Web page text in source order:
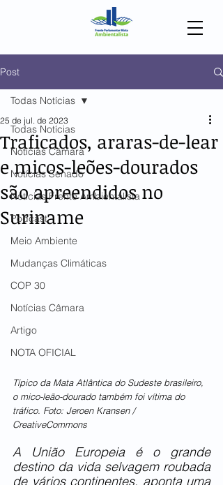
Post
Todas Notícias
Notícias Câmara
Notícias Senado
Notícias Frente Ambientalista
Podcast
Meio Ambiente
Mudanças Climáticas
COP 30
Notícias Câmara
Artigo
NOTA OFICIAL
Todas Notícias
Traficados, araras-de-lear
e micos-leões-dourados
são apreendidos no
Suriname
25 de jul. de 2023
Típico da Mata Atlântica do Sudeste brasileiro,
o mico-leão-dourado também foi vítima do
tráfico. Foto: Jeroen Kransen /
CreativeCommons
A União Europeia é o grande
destino da vida selvagem roubada
de vários continentes, aponta uma